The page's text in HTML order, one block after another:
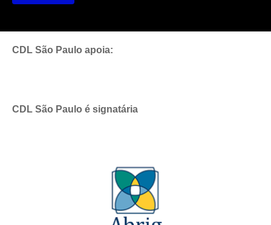
CDL São Paulo apoia:
CDL São Paulo é signatária